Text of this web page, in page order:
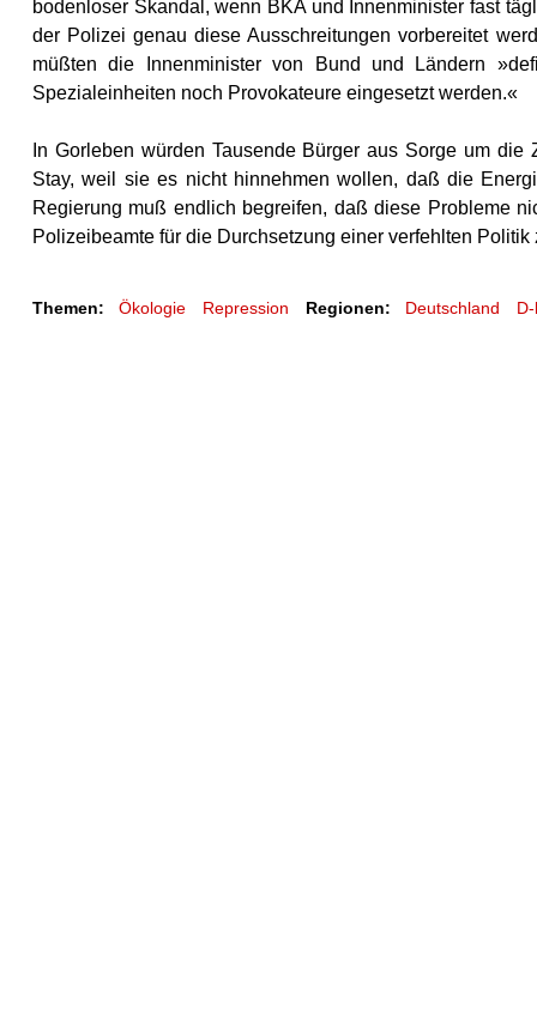
bodenloser Skandal, wenn BKA und Innenminister fast
der Polizei genau diese Ausschreitungen vorbereitet
müßten die Innenminister von Bund und Ländern
Spezialeinheiten noch Provokateure eingesetzt werden.«
In Gorleben würden Tausende Bürger aus Sorge um
Stay, weil sie es nicht hinnehmen wollen, daß die
Regierung muß endlich begreifen, daß diese Probleme
Polizeibeamte für die Durchsetzung einer verfehlten
Themen: Ökologie Repression Regionen: Deutschland